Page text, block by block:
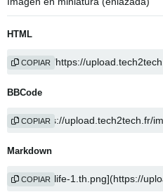
HTML
COPIAR
BBCode
COPIAR
Markdown
COPIAR